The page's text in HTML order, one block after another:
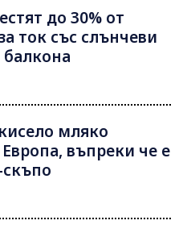
до 30% от
ток със слънчеви
мляко
въпреки че е